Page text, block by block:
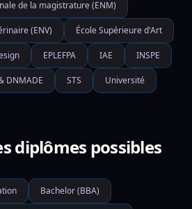
de la magistrature (ENM)
(ENV) École Supérieure d'Art
EPLEFPA IAE INSPE
DNMADE STS Université
diplômes possibles
Bachelor (BBA)